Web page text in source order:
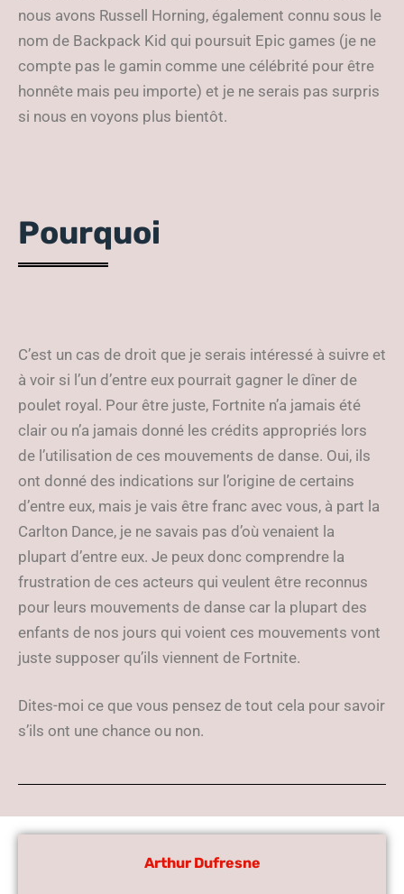
nous avons Russell Horning, également connu sous le
nom de Backpack Kid qui poursuit Epic games (je ne
compte pas le gamin comme une célébrité pour être
honnête mais peu importe) et je ne serais pas surpris
si nous en voyons plus bientôt.
Pourquoi
C’est un cas de droit que je serais intéressé à suivre et
à voir si l’un d’entre eux pourrait gagner le dîner de
poulet royal. Pour être juste, Fortnite n’a jamais été
clair ou n’a jamais donné les crédits appropriés lors
de l’utilisation de ces mouvements de danse. Oui, ils
ont donné des indications sur l’origine de certains
d’entre eux, mais je vais être franc avec vous, à part la
Carlton Dance, je ne savais pas d’où venaient la
plupart d’entre eux. Je peux donc comprendre la
frustration de ces acteurs qui veulent être reconnus
pour leurs mouvements de danse car la plupart des
enfants de nos jours qui voient ces mouvements vont
juste supposer qu’ils viennent de Fortnite.
Dites-moi ce que vous pensez de tout cela pour savoir
s’ils ont une chance ou non.
Arthur Dufresne